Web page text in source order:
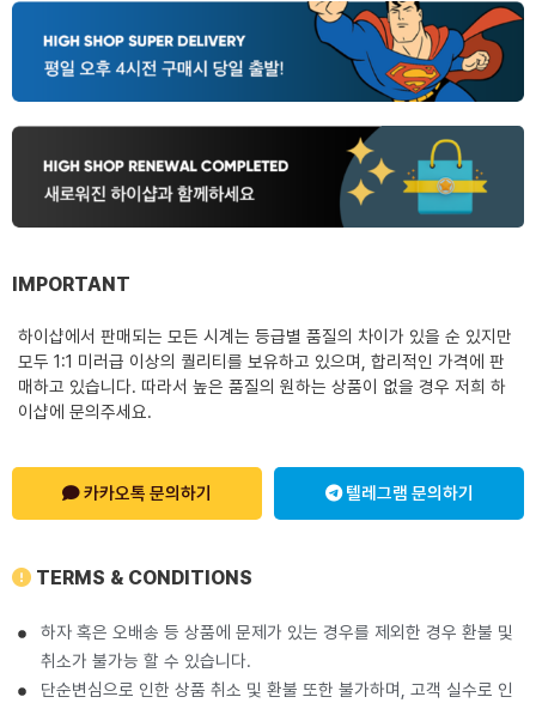
IMPORTANT
하이샵에서 판매되는 모든 시계는 등급별 품질의 차이가 있을 순 있지만
모두 1:1 미러급 이상의 퀄리티를 보유하고 있으며, 합리적인 가격에 판
매하고 있습니다. 따라서 높은 품질의 원하는 상품이 없을 경우 저희 하
이샵에 문의주세요.
카카오톡 문의하기 텔레그램 문의하기
TERMS & CONDITIONS
하자 혹은 오배송 등 상품에 문제가 있는 경우를 제외한 경우 환불 및
취소가 불가능 할 수 있습니다.
단순변심으로 인한 상품 취소 및 환불 또한 불가하며, 고객 실수로 인